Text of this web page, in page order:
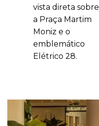
vista direta sobre
a Praça Martim
Moniz e o
emblemático
Elétrico 28.